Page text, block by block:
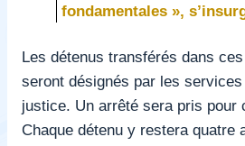
fondamentales »,
Les détenus transférés dans
seront désignés par les
justice. Un arrêté sera pris pour
Chaque détenu y restera quatre